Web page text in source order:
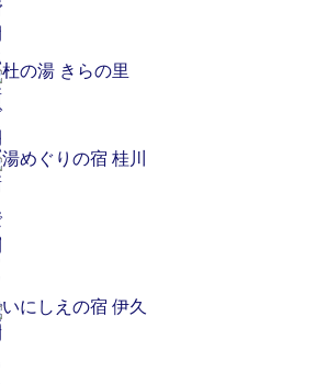
杜の湯 きらの里
湯めぐりの宿 桂川
いにしえの宿 伊久